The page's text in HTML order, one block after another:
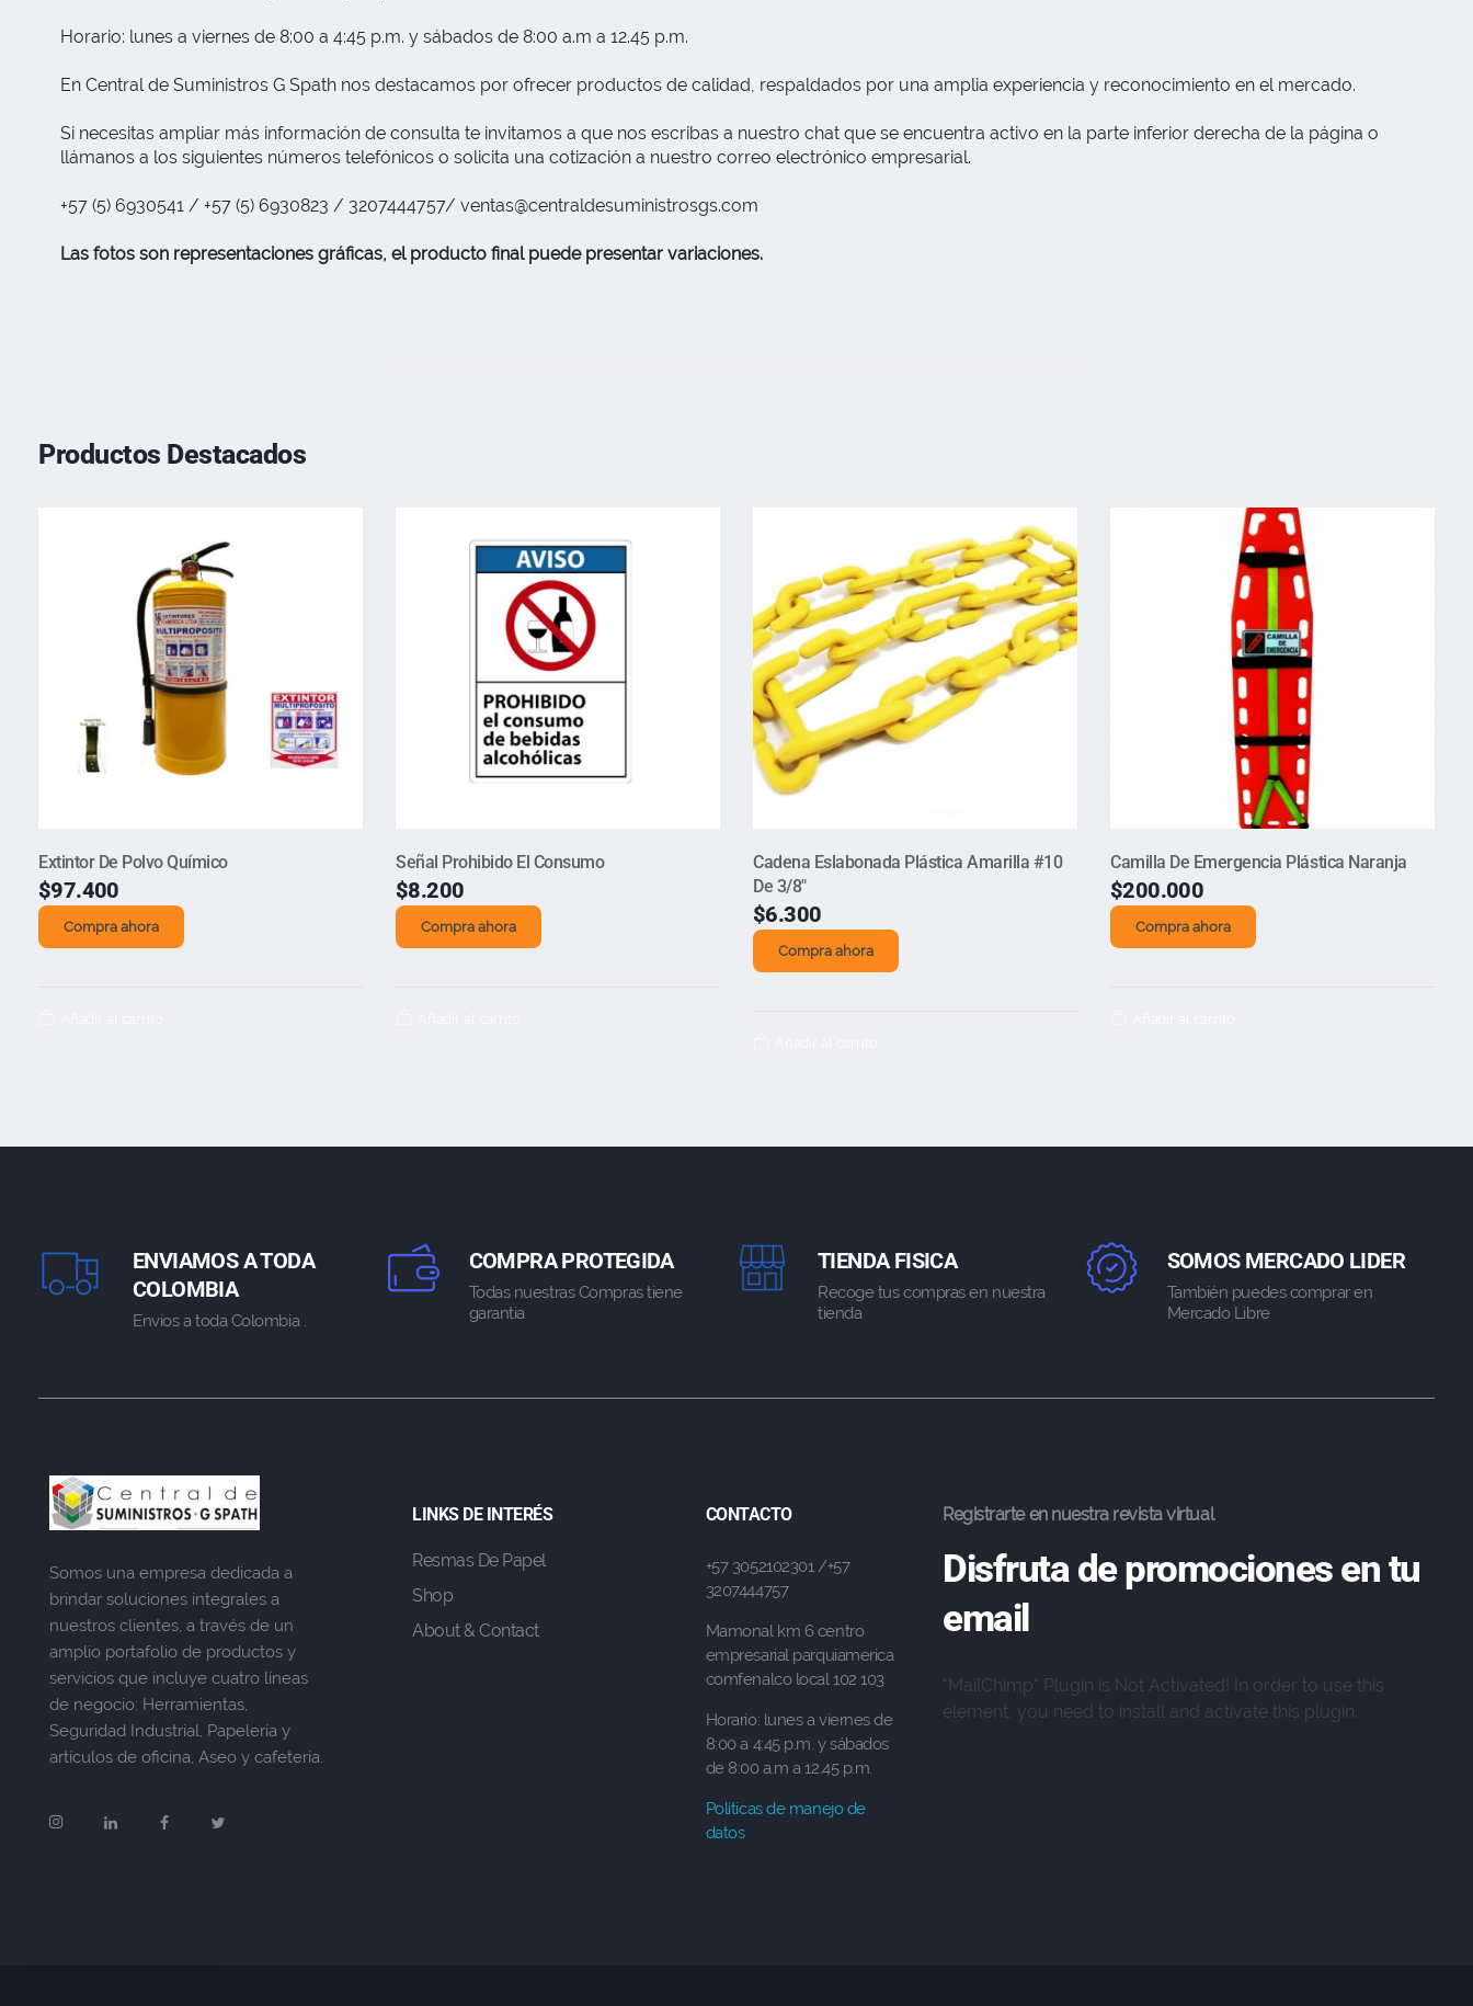
Horario: lunes a viernes de 8:00 a 4:45 p.m. y sábados de 8:00 a.m a 12.45 p.m.
En Central de Suministros G Spath nos destacamos por ofrecer productos de calidad, respaldados por una amplia experiencia y reconocimiento en el mercado.
Si necesitas ampliar más información de consulta te invitamos a que nos escribas a nuestro chat que se encuentra activo en la parte inferior derecha de la página o
llámanos a los siguientes números telefónicos o solicita una cotización a nuestro correo electrónico empresarial.
+57 (5) 6930541 / +57 (5) 6930823 / 3207444757/ ventas@centraldesuministrosgs.com
Las fotos son representaciones gráficas, el producto final puede presentar variaciones.
Productos Destacados
Extintor De Polvo Químico
$97.400
Compra ahora
Señal Prohibido El Consumo
$8.200
Compra ahora
Cadena Eslabonada Plástica Amarilla #10
De 3/8″
$6.300
Compra ahora
Camilla De Emergencia Plástica Naranja
$200.000
Compra ahora
ENVIAMOS A TODA
COLOMBIA
Envios a toda Colombia .
COMPRA PROTEGIDA
Todas nuestras Compras tiene
garantia
TIENDA FISICA
Recoge tus compras en nuestra
tienda
SOMOS MERCADO LIDER
También puedes comprar en
Mercado Libre
Somos una empresa dedicada a
brindar soluciones integrales a
nuestros clientes, a través de un
amplio portafolio de productos y
servicios que incluye cuatro líneas
de negocio: Herramientas,
Seguridad Industrial, Papelería y
artículos de oficina, Aseo y cafetería.
LINKS DE INTERÉS
Resmas De Papel
Shop
About & Contact
CONTACTO
+57 3052102301 /+57
3207444757
Mamonal km 6 centro
empresarial parquiamerica
comfenalco local 102 103
Horario: lunes a viernes de
8:00 a 4:45 p.m. y sábados
de 8:00 a.m a 12.45 p.m.
Políticas de manejo de
datos
Registrarte en nuestra revista virtual
Disfruta de promociones en tu
email
"MailChimp" Plugin is Not Activated!
In order to use this
element, you need to install and activate this plugin.